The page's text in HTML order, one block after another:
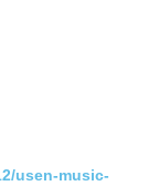
usen-music-